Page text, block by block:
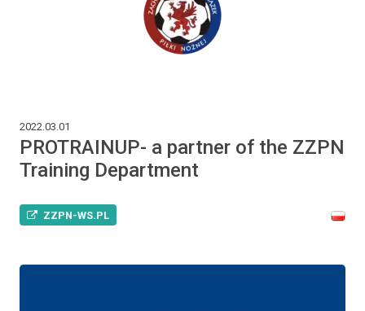
2022.03.01
PROTRAINUP- a partner of the ZZPN
Training Department
ZZPN-WS.PL